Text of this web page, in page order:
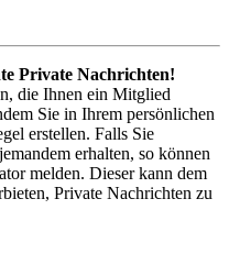
Private Nachrichten!
die Ihnen ein Mitglied
Sie in Ihrem persönlichen
erstellen. Falls Sie
erhalten, so können
melden. Dieser kann dem
Private Nachrichten zu